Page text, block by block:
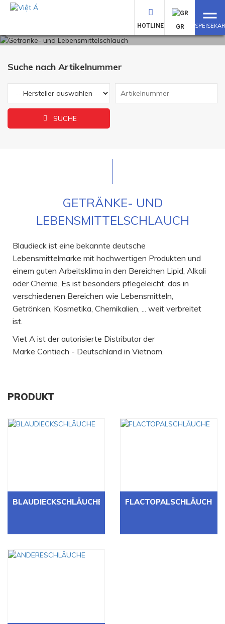
GR
HOTLINE
LEBENSMITTELSCHLAUCH
Suche nach Artikelnummer
SUCHE
GETRÄNKE- UND
LEBENSMITTELSCHLAUCH
Blaudieck ist eine bekannte deutsche
Lebensmittelmarke mit hochwertigen Produkten und
einem guten Arbeitsklima in den Bereichen Lipid, Alkali
oder Chemie. Es ist besonders pflegeleicht, das in
verschiedenen Bereichen wie Lebensmitteln,
Getränken, Kosmetika, Chemikalien, ... weit verbreitet
ist.
Viet A ist der autorisierte Distributor der
Marke Contiech - Deutschland in Vietnam.
PRODUKT
BLAUDIECKSCHLÄUCHE FLACTOPALSCHLÄUCHE